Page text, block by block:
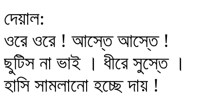
দেয়াল:
ওরে ওরে ! আস্তে আস্তে !
ছুটিস না ভাই । ধীরে সুস্তে ।
হাসি সামলানো হচ্ছে দায় !